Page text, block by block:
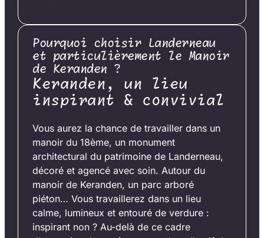
Pourquoi choisir Landerneau
et particulièrement le Manoir
de Keranden ?
Keranden, un lieu
inspirant & convivial
Vous aurez la chance de travailler dans un
manoir du 18ème, un monument
architectural du patrimoine de Landerneau,
décoré et agencé avec soin. Autour du
manoir de Keranden, un parc arboré
piéton… Vous travaillerez dans un lieu
calme, lumineux et entouré de verdure :
inspirant non ? Au-delà de ce cadre